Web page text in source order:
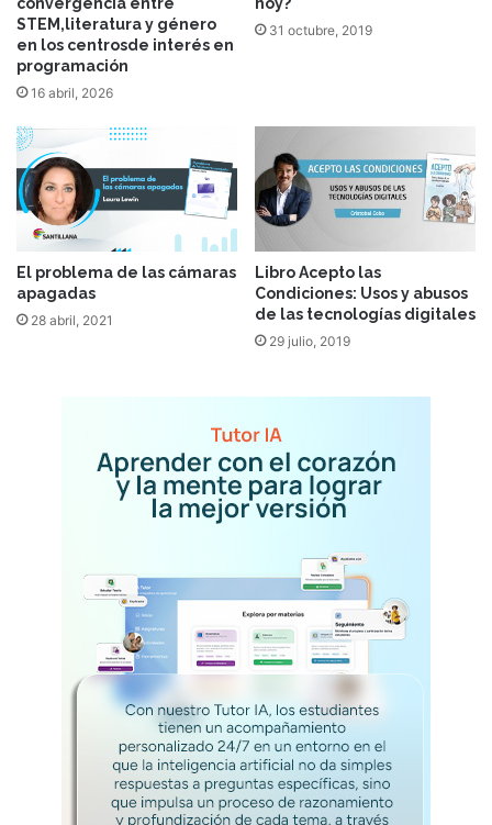
convergencia entre
STEM,literatura y género
en los centrosde interés en
programación
16 abril, 2026
hoy?
31 octubre, 2019
El problema de las cámaras
apagadas
28 abril, 2021
Libro Acepto las
Condiciones: Usos y abusos
de las tecnologías digitales
29 julio, 2019